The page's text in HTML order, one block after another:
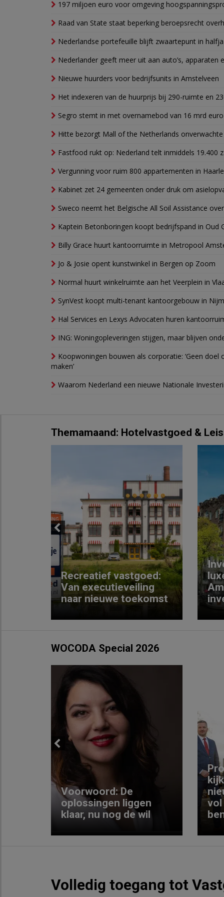
197 miljoen euro voor omgeving
Raad van State staat beperking beroepsrecht
Nederlandse portefeuille blijft zwaartepunt in
Nederlander geeft meer uit aan auto’s, apparaten
Nieuwe huurders voor bedrijfsunits in Amstelveen
Het indexeren van de huurprijs bij 290-ruimte en
Segro stemt in met overnamebod van 16 mrd euro
Hitte bezorgt Mall of the Netherlands
Fastfood rukt op: Nederland telt inmiddels 19.400
Vergunning voor ruim 800 appartementen in
Kabinet zet 24 gemeenten onder druk om
Sweco neemt het Belgische All Soil Assistance over
Kaptein Betonboringen koopt bedrijfspand in Oud
Billy Grace huurt kantoorruimte in Metropool
Jo & Josie opent kunstwinkel in Bergen op Zoom
Normal huurt winkelruimte aan het Veerplein in
SynVest koopt multi-tenant kantoorgebouw in
Hal Services en Lexys Advocaten huren
ING: Woningopleveringen stijgen, maar blijven
Koopwoningen bouwen als corporatie: ‘Geen
maken’
Waarom Nederland een nieuwe Nationale
Themamaand: Hotelvastgoed &
Previous
Recreatief vastgoed:
Van executieveiling
naar nieuwe toekomst
WOCODA Special 2026
Previous
Voorwoord: De
oplossingen liggen
klaar, nu nog de wil
vol
Volledig toegang tot